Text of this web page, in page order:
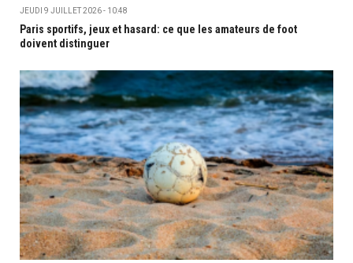
JEUDI 9 JUILLET 2026 - 10:48
Paris sportifs, jeux et hasard: ce que les amateurs de foot
doivent distinguer